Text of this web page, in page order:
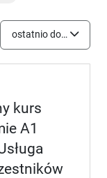
ostatnio dodane
kurs
A1